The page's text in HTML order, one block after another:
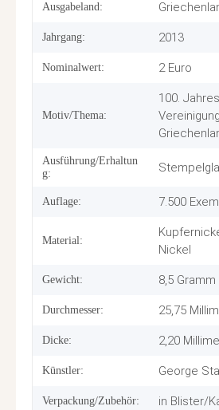
Produkteigenschaft
Wert
Ausgabeland:
Jahrgang: 2013
Nominalwert: 2 Euro
Motiv/Thema:
100.
Ausführung/Erhaltun
g:
Auflage: 7.500
Material:
Nickel
Gewicht: 8,5 Gramm
Durchmesser: 25,75
Dicke: 2,20
Künstler: George
Verpackung/Zubehör: in Blister/